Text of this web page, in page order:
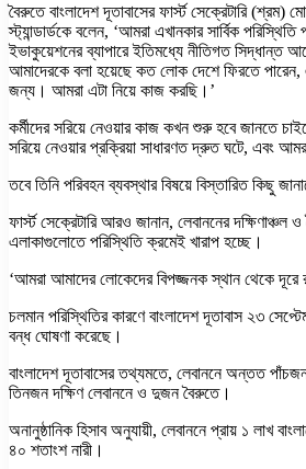
বৈরুতে বাংলাদেশ দূতাবাসের ফার্স্ট সেক্রেটারি
স্ট্যান্ডার্ডকে বলেন, ‘আমরা এখানকার সার্বিক পরিস্থিতি
ইভাকুয়েশনের ব্যাপারে ইতিমধ্যে নীতিগত সিদ্ধান্ত
আমাদেরকে বলা হয়েছে কত লোক দেশে ফিরতে পারেন,
জন্য। আমরা এটা নিয়ে কাজ করছি।’
কর্মীদের সরিয়ে নেওয়ার কাজ কখন শুরু হবে জানতে
সরিয়ে নেওয়ার প্রক্রিয়া সাধারণত দ্রুত ঘটে, এবং
তবে তিনি পরিবহন ব্যবস্থার বিষয়ে বিস্তারিত কিছু
ফার্স্ট সেক্রেটারি আরও জানান, লেবাননের দক্ষিণাঞ্চল
এলাকাগুলোতে পরিস্থিতি ক্রমেই খারাপ হচ্ছে।
‘আমরা আমাদের লোকেদের বিপজ্জনক স্থান থেকে দূরে
চলমান পরিস্থিতির কারণে বাংলাদেশ দূতাবাস ২৩
বন্ধ ঘোষণা করেছে।
বাংলাদেশ দূতাবাসের তথ্যমতে, লেবাননে অন্তত
তিনজন দক্ষিণ লেবাননে ও দুজন বৈরুতে।
অনানুষ্ঠানিক হিসাব অনুযায়ী, লেবাননে প্রায় ১ লাখ
৪০ শতাংশ নারী।